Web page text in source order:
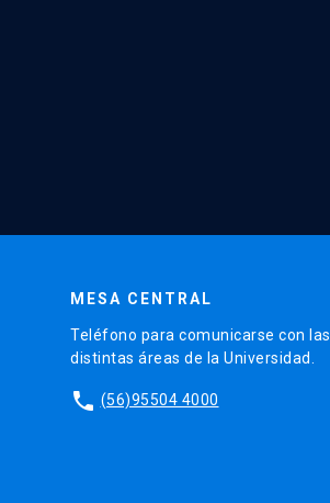
MESA CENTRAL
Teléfono para comunicarse con las
distintas áreas de la Universidad.
phone (56)95504 4000